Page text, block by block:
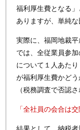
福利厚生費となる
ありますが、単純な
実際に、福岡地裁
では、全従業員参加
について１人あたり
が福利厚生費かど
（税務調査で否認
「全社員の会合は